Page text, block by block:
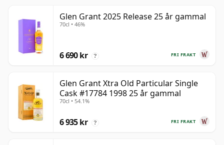
Glen Grant 2025 Release 25 år gammal
70cl • 46%
FRI FRAKT
6 690 kr ?
Glen Grant Xtra Old Particular Single
Cask #17784 1998 25 år gammal
70cl • 54.1%
FRI FRAKT
6 935 kr ?